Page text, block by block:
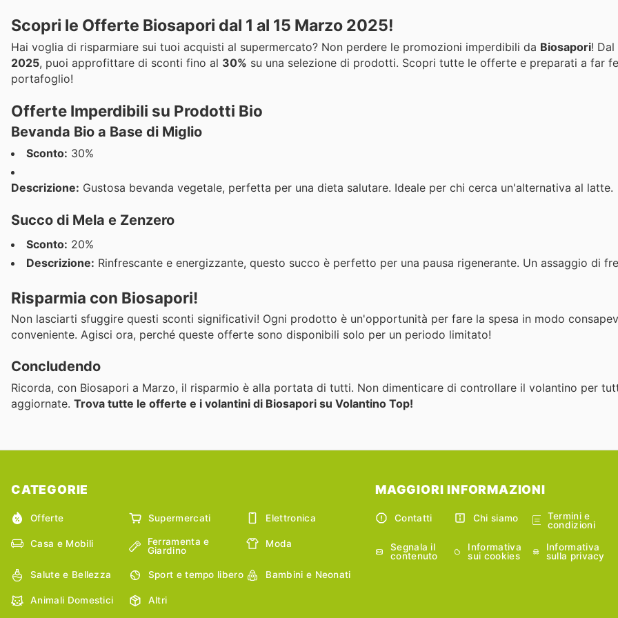
Scopri le Offerte Biosapori dal 1 al 15 Marzo 2025!
Hai voglia di risparmiare sui tuoi acquisti al supermercato? Non perdere le promozioni imperdibili da Biosapori! Dal
2025, puoi approfittare di sconti fino al 30% su una selezione di prodotti. Scopri tutte le offerte e preparati a far
portafoglio!
Offerte Imperdibili su Prodotti Bio
Bevanda Bio a Base di Miglio
Sconto: 30%
Descrizione: Gustosa bevanda vegetale, perfetta per una dieta salutare. Ideale per chi cerca un'alternativa al latte.
Succo di Mela e Zenzero
Sconto: 20%
Descrizione: Rinfrescante e energizzante, questo succo è perfetto per una pausa rigenerante. Un assaggio di
Risparmia con Biosapori!
Non lasciarti sfuggire questi sconti significativi! Ogni prodotto è un'opportunità per fare la spesa in modo
conveniente. Agisci ora, perché queste offerte sono disponibili solo per un periodo limitato!
Concludendo
Ricorda, con Biosapori a Marzo, il risparmio è alla portata di tutti. Non dimenticare di controllare il volantino per
aggiornate. Trova tutte le offerte e i volantini di Biosapori su Volantino Top!
CATEGORIE
Offerte Supermercati Elettronica
Casa e Mobili
Ferramenta e
Giardino
Moda
Salute e Bellezza Sport e tempo libero Bambini e Neonati
Animali Domestici Altri
MAGGIORI INFORMAZIONI
Contatti Chi siamo
Termini e
condizioni
Segnala il
contenuto
Informativa
sui cookies
Informativa
sulla privacy